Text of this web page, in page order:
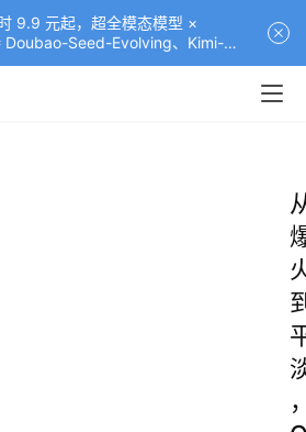
9.9 元起，超全模态模型 ×
Doubao-Seed-Evolving、Kimi-